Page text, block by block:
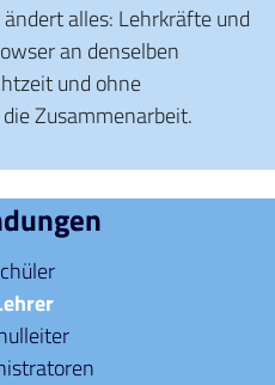
alles: Lehrkräfte und
an denselben
und ohne
Zusammenarbeit.